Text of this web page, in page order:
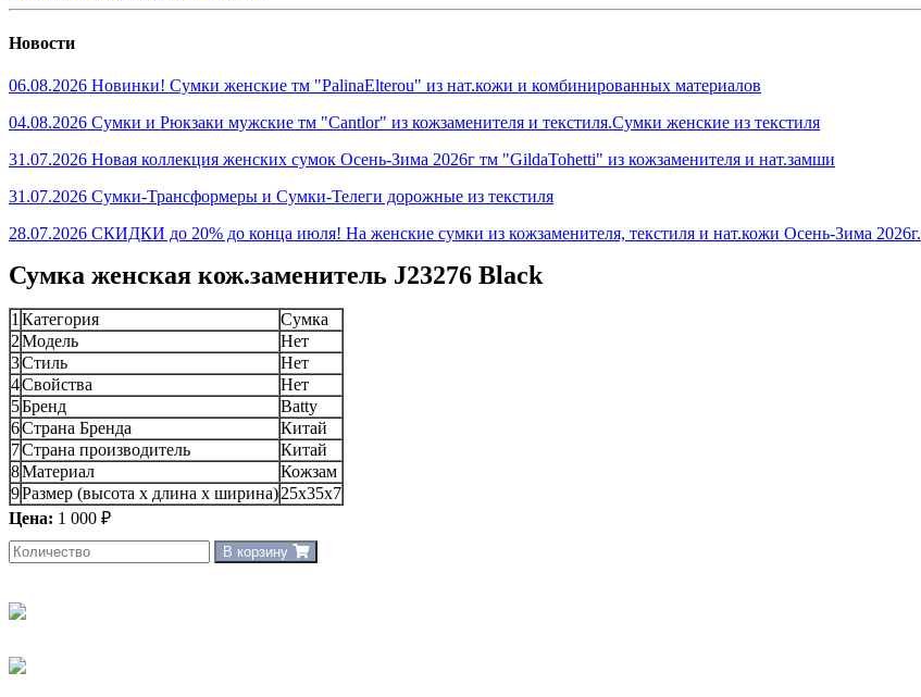
Новости
06.08.2026 Новинки! Сумки женские тм "PalinaElterou" из нат.кожи и комбинированных материалов
04.08.2026 Сумки и Рюкзаки мужские тм "Cantlor" из кожзаменителя и текстиля.Сумки женские из текстиля
31.07.2026 Новая коллекция женских сумок Осень-Зима 2026г тм "GildaTohetti" из кожзаменителя и нат.замши
31.07.2026 Сумки-Трансформеры и Сумки-Телеги дорожные из текстиля
28.07.2026 СКИДКИ до 20% до конца июля! На женские сумки из кожзаменителя, текстиля и нат.кожи Осень-Зима 2026г.
Сумка женская кож.заменитель J23276 Black
1 Категория
Сумка
2Модель
Нет
3Стиль
Нет
4Свойства
Нет
5Бренд
Batty
6Страна Бренда
Китай
7Страна производитель
Китай
8Материал
Кожзам
9Размер (высота х длина х ширина)25x35x7
Цена: 1 000 ₽
В корзину